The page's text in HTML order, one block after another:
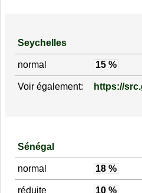
Seychelles
normal 15 %
Voir également: https://
Sénégal
normal 18 %
réduite 10 %